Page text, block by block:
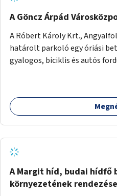
A Göncz Árpád
A Róbert Károly Krt.,
határolt parkoló egy óriási
gyalogos, biciklis és autós
menti járda és a parkoló közé
virágágyásokkal a meglévő
A Margit híd, budai hídfő
környezetének rendezése